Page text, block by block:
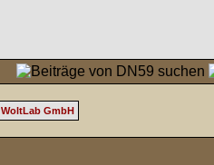
WoltLab GmbH